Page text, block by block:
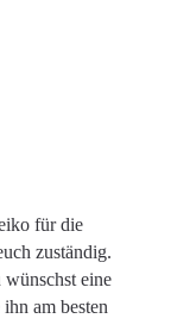
für die
zuständig.
eine
am besten